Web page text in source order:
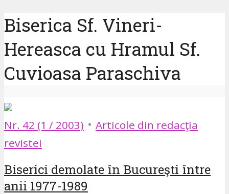
Biserica Sf. Vineri-
Hereasca cu Hramul Sf.
Cuvioasa Paraschiva
Nr. 42 (1 / 2003) • Articole din redacţia
revistei
Biserici demolate în Bucureşti între
anii 1977-1989